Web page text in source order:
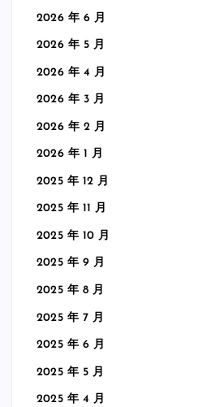
2026 年 6 月
2026 年 5 月
2026 年 4 月
2026 年 3 月
2026 年 2 月
2026 年 1 月
2025 年 12 月
2025 年 11 月
2025 年 10 月
2025 年 9 月
2025 年 8 月
2025 年 7 月
2025 年 6 月
2025 年 5 月
2025 年 4 月